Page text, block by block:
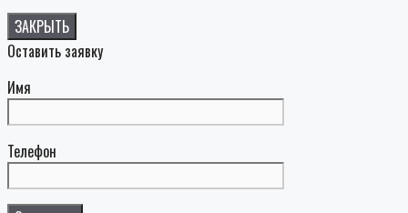
ЗАКРЫТЬ
Оставить заявку
Имя
Телефон